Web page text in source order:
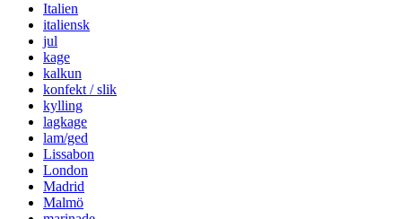
Italien
italiensk
jul
kage
kalkun
konfekt / slik
kylling
lagkage
lam/ged
Lissabon
London
Madrid
Malmö